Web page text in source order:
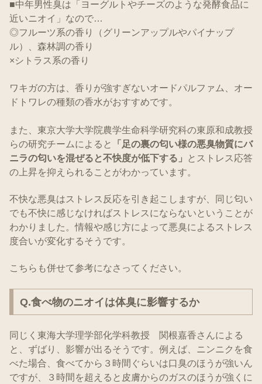
■中年男性臭は「ヨーグルトやチーズのような発酵食品に
近いニオイ」なので…
◎フルーツ系の香り（グリーンアップルやパイナップ
ル）、森林調の香り
×シトラス系の香り
ワキガの方は、香りが強すぎないオードパルファム、オー
ドトワレの種類の香水がおすすめです。
また、東京大学大学院農学生命科学研究科の東原和成教授
らの研究チームによると
「足の裏の匂い様の悪臭物質にバ
ニラの匂いを混ぜると不快度が低下する」
とストレス応答
の上昇を抑えられることがわかっています。
不快な悪臭はストレス反応を引き起こしますが、同じ匂い
でも不快に感じなければストレスにならないということが
わかりました。情報や感じ方によって悪臭によるストレス
度合いが変化するそうです。
こちらも併せて参考になさってください。
Q.食べ物のニオイは体臭に影響するか
同じく東海大学理学部化学科教授 関根嘉香さんによる
と、ずばり、影響が出るそうです。例えば、ニンニクを食
べた場合、食べてから３時間ぐらいは口臭のほうが強いん
ですが、３時間を超えると皮膚からのガスのほうが強くに